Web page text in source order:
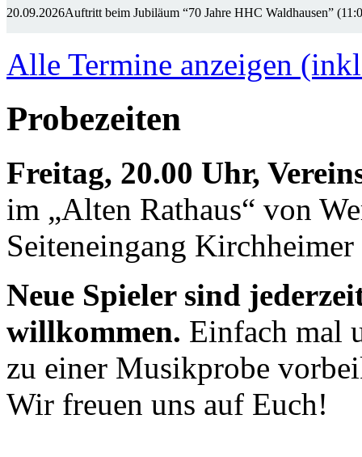
20.09.2026Auftritt beim Jubiläum “70 Jahre HHC Waldhausen”
Alle Termine anzeigen
Probezeiten
Freitag, 20.00 Uhr,
im „Alten Rathaus“ von
Seiteneingang Kirchheimer
Neue Spieler sind
willkommen. Einfach mal
zu einer Musikprobe
Wir freuen uns auf Euch!